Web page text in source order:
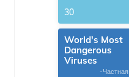
30
World's Most
Dangerous
Viruses
-Частная